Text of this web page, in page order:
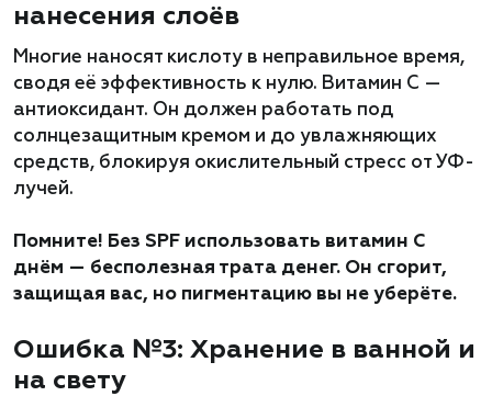
нанесения слоёв
Многие наносят кислоту в неправильное время,
сводя её эффективность к нулю. Витамин C —
антиоксидант. Он должен работать под
солнцезащитным кремом и до увлажняющих
средств, блокируя окислительный стресс от УФ-
лучей.
Помните! Без SPF использовать витамин C
днём — бесполезная трата денег. Он сгорит,
защищая вас, но пигментацию вы не уберёте.
Ошибка №3: Хранение в ванной и
на свету